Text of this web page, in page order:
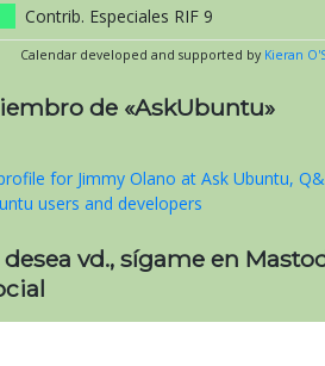
Contrib. Especiales RIF 9
Calendar developed and supported by Kieran
de «AskUbuntu»
desea vd., sígame en